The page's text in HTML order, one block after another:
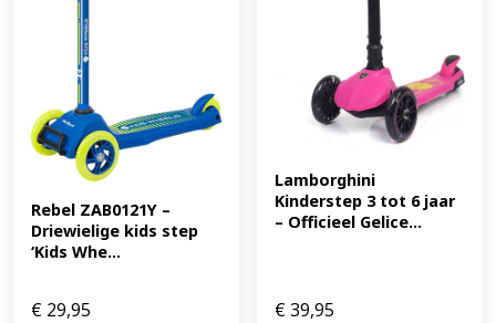
Rebel ZAB0121Y –
Driewielige kids step
‘Kids Whe...
€ 29,95
Lamborghini
Kinderstep 3 tot 6 jaar
– Officieel Gelice...
€39,95